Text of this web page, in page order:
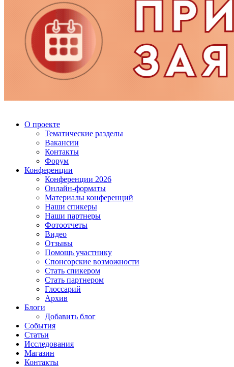
О проекте
Тематические разделы
Вакансии
Контакты
Форум
Конференции
Конференции 2026
Онлайн-форматы
Материалы конференций
Наши спикеры
Наши партнеры
Фотоотчеты
Видео
Отзывы
Помощь участнику
Спонсорские возможности
Стать спикером
Стать партнером
Глоссарий
Архив
Блоги
Добавить блог
События
Статьи
Исследования
Магазин
Контакты